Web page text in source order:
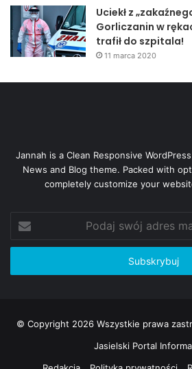
Uciekł z
Gorliczanin w
trafił do szpitala!
11 marca 2020
Jannah is a Clean Responsive
News and Blog theme. Packed with
completely customize your
swój
adres
© Copyright 2026 Wszystkie prawa
Jasielski Portal